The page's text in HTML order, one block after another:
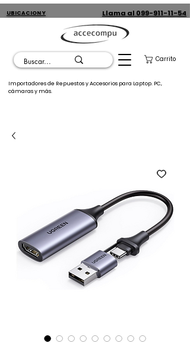
UBICACION Y
Llama al 099-911-11-54
Carrito
Importadores de Repuestos y Accesorios para Laptop. PC,
cámaras y más.